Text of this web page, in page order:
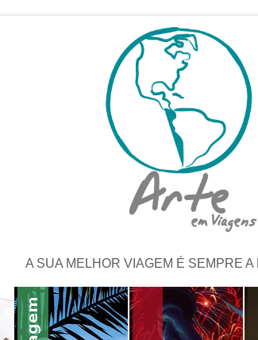
A SUA MELHOR VIAGEM É SEMPRE A